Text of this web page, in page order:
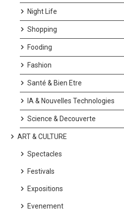
Night Life
Shopping
Fooding
Fashion
Santé & Bien Etre
IA & Nouvelles Technologies
Science & Decouverte
ART & CULTURE
Spectacles
Festivals
Expositions
Evenement